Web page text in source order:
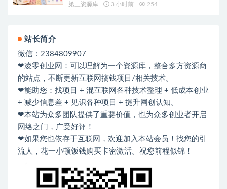
第三资源库 3 小时前 254
站长简介
微信：2384809907
❤凌零创业网：可以理解为一个资源库，整合多方资源商
的站点，不断更新互联网搞钱项目/相关技术。
❤能助您：找项目 + 混互联网各种技术整理 + 低成本创业
+ 减少信息差 + 见识各种项目 + 提升网创认知。
❤本站为众多团队提供了重要价值，也为众多创业者开启
网络之门，广受好评！
❤如果您也依存于互联网，欢迎加入本站会员！找您的引
流人，花一小顿饭钱购买卡密激活。祝您前程似锦！